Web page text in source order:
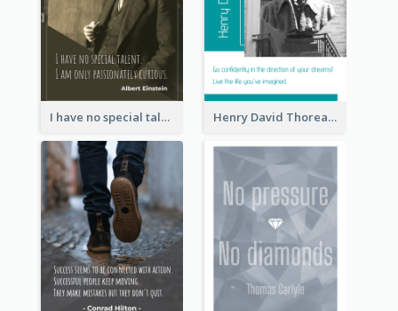
I have no special talent. I am only passionately curious. - Albert Einstein Henry David Thoreau Quote